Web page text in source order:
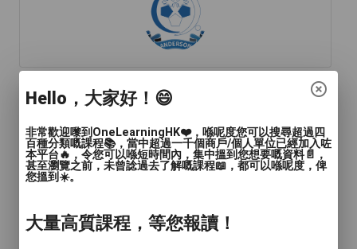
年齡範圍 : 兒童(15歲或以下)
語言: 廣東話, 普通話, 英文
人數: 多於4人
Hello，大家好！😄
非常歡迎嚟到OneLearningHK❤️，喺呢度您可以搜尋超過四
百種分類嘅課程📚，當中超過一千個商戶/個人單位已經加入咗
本平台🔥，令您可以喺短時間內，集中搵到您想要嘅資料📄，
甚至瀏覽之前，未曾諗過去了解嘅課程📖，都可以喺呢度，俾
您搵到☀️。
大量高質課程，等您報讀！